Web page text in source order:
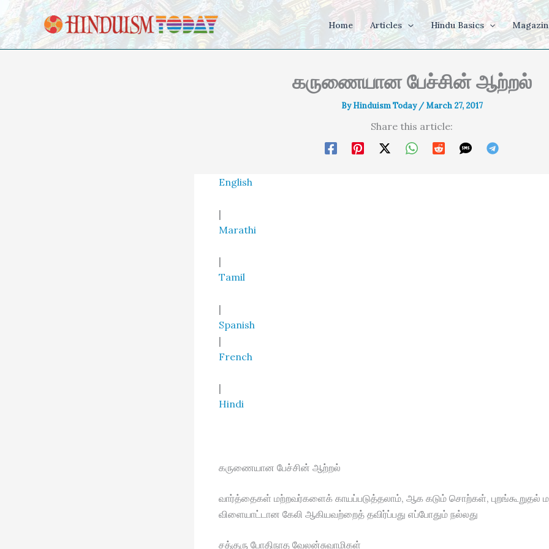
Skip to content
Home Articles Hindu Basics
கருணையான பேச்சின் ஆற்றல்
ByHinduism Today / March 27, 2017
Share this article:
English
|
Marathi
|
Tamil
|
Spanish
|
French
|
Hindi
கருணையான பேச்சின் ஆற்றல்
வார்த்தைகள் மற்றவர்களைக் காயப்படுத்தலாம், ஆக கடும் சொற்கள், புறங்கூறுதல்
விளையாட்டான கேலி ஆகியவற்றைத் தவிர்ப்பது எப்போதும் நல்லது
சத்குரு போதிநாத வேலன்சுவாமிகள்